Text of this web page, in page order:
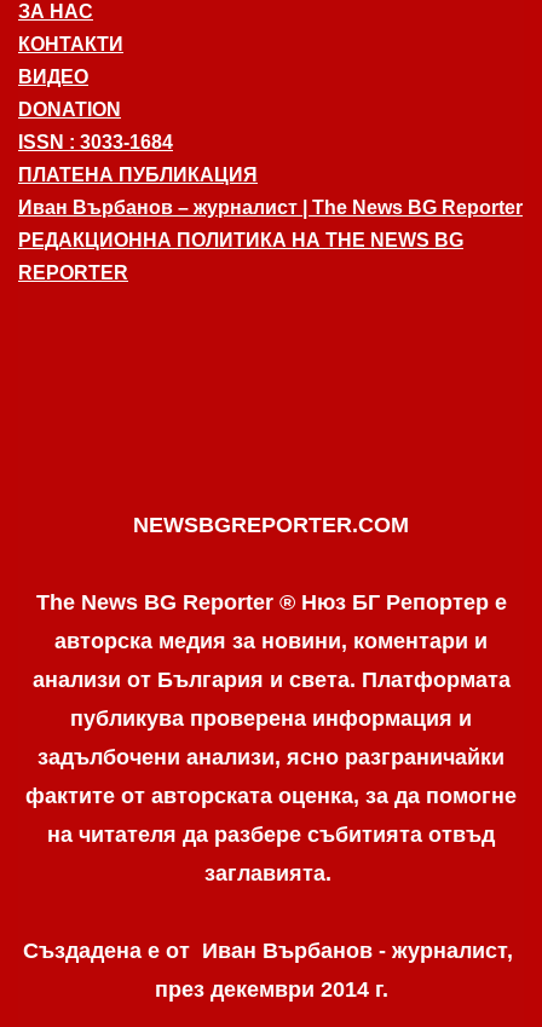
ЗА НАС
КОНТАКТИ
ВИДЕО
DONATION
ISSN : 3033-1684
ПЛАТЕНА ПУБЛИКАЦИЯ
Иван Върбанов – журналист | The News BG Reporter
РЕДАКЦИОННА ПОЛИТИКА НА THE NEWS BG
REPORTER
NEWSBGREPORTER.COM
The News BG Reporter ® Нюз БГ Репортер е
авторска медия за новини, коментари и
анализи от България и света. Платформата
публикува проверена информация и
задълбочени анализи, ясно разграничaйки
фактите от авторската оценка, за да помогне
на читателя да разбере събитията отвъд
заглавията.
Създадена е от Иван Върбанов - журналист,
през декември 2014 г.